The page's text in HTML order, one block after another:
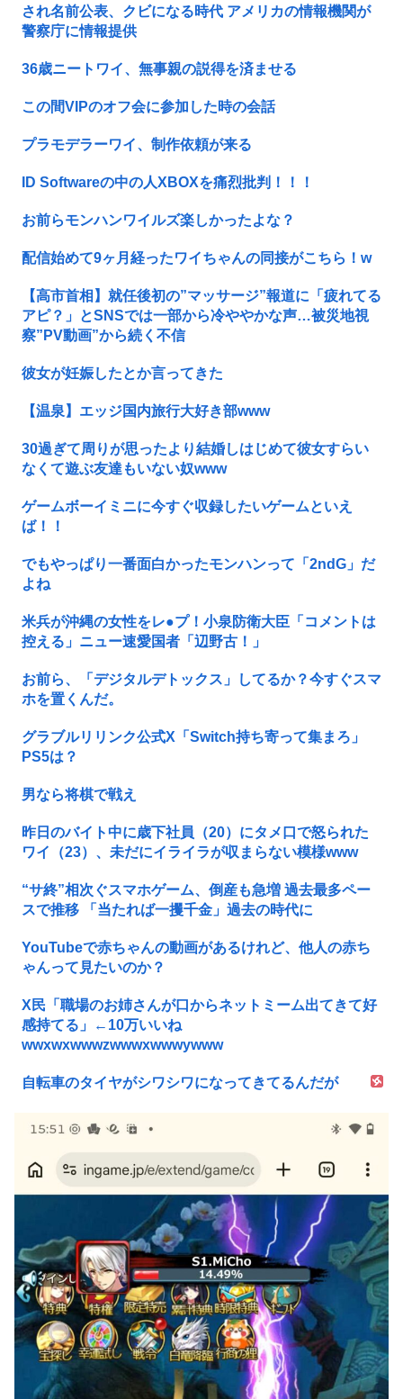
され名前公表、クビになる時代 アメリカの情報機関が
警察庁に情報提供
36歳ニートワイ、無事親の説得を済ませる
この間VIPのオフ会に参加した時の会話
プラモデラーワイ、制作依頼が来る
ID Softwareの中の人XBOXを痛烈批判！！！
お前らモンハンワイルズ楽しかったよな？
配信始めて9ヶ月経ったワイちゃんの同接がこちら！w
【高市首相】就任後初の”マッサージ”報道に「疲れてる
アピ？」とSNSでは一部から冷ややかな声…被災地視
察”PV動画”から続く不信
彼女が妊娠したとか言ってきた
【温泉】エッジ国内旅行大好き部www
30過ぎて周りが思ったより結婚しはじめて彼女すらい
なくて遊ぶ友達もいない奴www
ゲームボーイミニに今すぐ収録したいゲームといえ
ば！！
でもやっぱり一番面白かったモンハンって「2ndG」だ
よね
米兵が沖縄の女性をレ●プ！小泉防衛大臣「コメントは
控える」ニュー速愛国者「辺野古！」
お前ら、「デジタルデトックス」してるか？今すぐスマ
ホを置くんだ。
グラブルリリンク公式X「Switch持ち寄って集まろ」
PS5は？
男なら将棋で戦え
昨日のバイト中に歳下社員（20）にタメ口で怒られた
ワイ（23）、未だにイライラが収まらない模様www
“サ終”相次ぐスマホゲーム、倒産も急増 過去最多ペー
スで推移 「当たれば一攫千金」過去の時代に
YouTubeで赤ちゃんの動画があるけれど、他人の赤ち
ゃんって見たいのか？
X民「職場のお姉さんが口からネットミーム出てきて好
感持てる」←10万いいね
wwxwxwwwzwwwxwwwywww
自転車のタイヤがシワシワになってきてるんだが